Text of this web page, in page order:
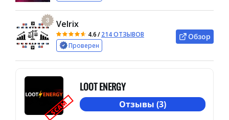
3 Velrix
4.6/214 ОТЗЫВОВ
Проверен
Обзор
SCAM
LOOT ENERGY
Отзывы (3)